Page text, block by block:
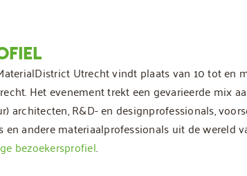
Utrecht vindt plaats van 10 tot en
Het evenement trekt een gevarieerde mix
architecten, R&D- en designprofessionals,
en andere materiaalprofessionals uit de wereld
bezoekersprofiel.